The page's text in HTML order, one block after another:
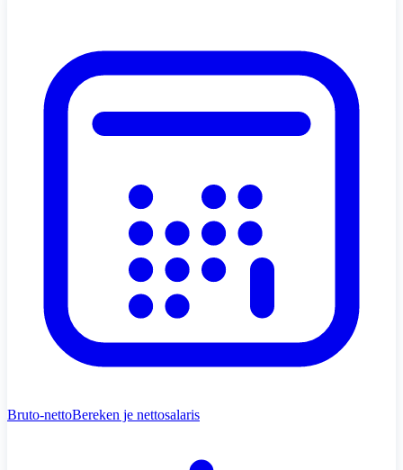
Bruto-nettoBereken je nettosalaris